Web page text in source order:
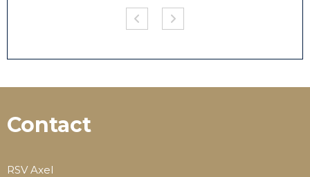
Contact
RSV Axel